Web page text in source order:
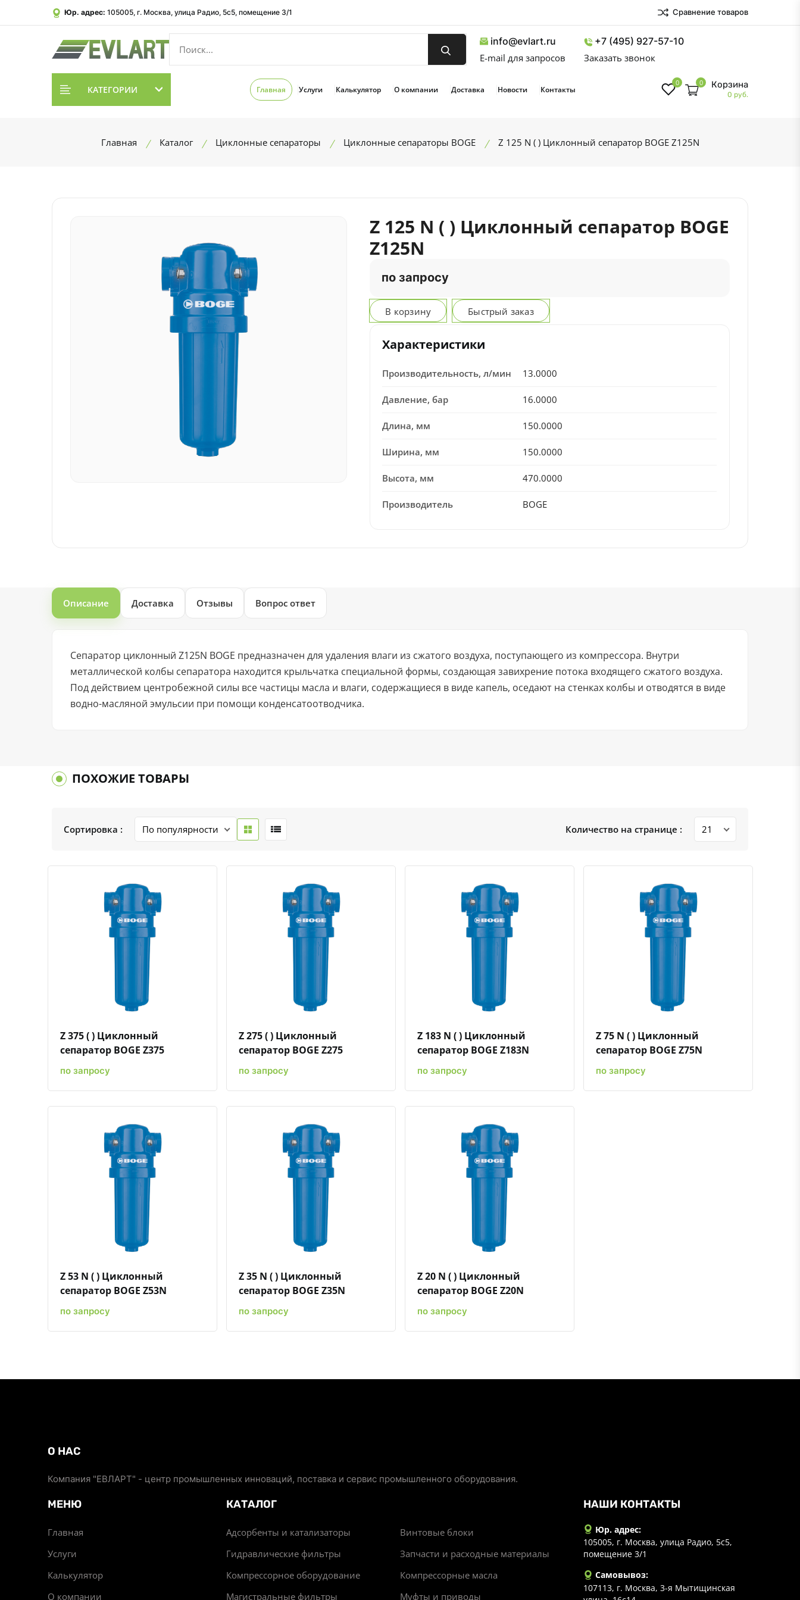
Юр. адрес: 105005, г. Москва, улица Радио, 5с5, помещение 3/1 Сравнение товаров
info@evlart.ru
E-mail для запросов
+7 (495) 927-57-10
Заказать звонок
КАТЕГОРИИ Главная Услуги Калькулятор О компании Доставка Новости Контакты
0 0 Корзина
0 руб.
Главная Каталог Циклонные сепараторы Циклонные сепараторы BOGE Z 125 N ( ) Циклонный сепаратор BOGE Z125N
Z 125 N ( ) Циклонный сепаратор BOGE
Z125N
по запросу
В корзину Быстрый заказ
Характеристики
Производительность, л/мин 13.0000
Давление, бар 16.0000
Длина, мм 150.0000
Ширина, мм 150.0000
Высота, мм 470.0000
Производитель BOGE
Описание Доставка Отзывы Вопрос ответ
Сепаратор циклонный Z125N BOGE предназначен для удаления влаги из сжатого воздуха, поступающего из компрессора. Внутри
металлической колбы сепаратора находится крыльчатка специальной формы, создающая завихрение потока входящего сжатого воздуха.
Под действием центробежной силы все частицы масла и влаги, содержащиеся в виде капель, оседают на стенках колбы и отводятся в виде
водно-масляной эмульсии при помощи конденсатоотводчика.
ПОХОЖИЕ ТОВАРЫ
Сортировка : Количество на странице :
Z 375 ( ) Циклонный
сепаратор BOGE Z375
по запросу
Z 275 ( ) Циклонный
сепаратор BOGE Z275
по запросу
Z 183 N ( ) Циклонный
сепаратор BOGE Z183N
по запросу
Z 75 N ( ) Циклонный
сепаратор BOGE Z75N
по запросу
Z 53 N ( ) Циклонный
сепаратор BOGE Z53N
по запросу
Z 35 N ( ) Циклонный
сепаратор BOGE Z35N
по запросу
Z 20 N ( ) Циклонный
сепаратор BOGE Z20N
по запросу
О НАС
Компания "ЕВЛАРТ" - центр промышленных инноваций, поставка и сервис промышленного оборудования.
МЕНЮ
Главная
Услуги
Калькулятор
О компании
КАТАЛОГ
Адсорбенты и катализаторы
Винтовые блоки
Гидравлические фильтры
Запчасти и расходные материалы
Компрессорное оборудование
Компрессорные масла
Магистральные фильтры
Муфты и приводы
НАШИ КОНТАКТЫ
Юр. адрес:
105005, г. Москва, улица Радио, 5с5,
помещение 3/1
Самовывоз:
107113, г. Москва, 3-я Мытищинская